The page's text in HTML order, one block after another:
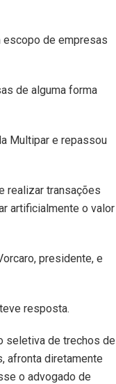
escopo de empresas
de alguma forma
Multipar e repassou
realizar transações
artificialmente o valor
presidente, e
resposta.
seletiva de trechos de
afronta diretamente
o advogado de